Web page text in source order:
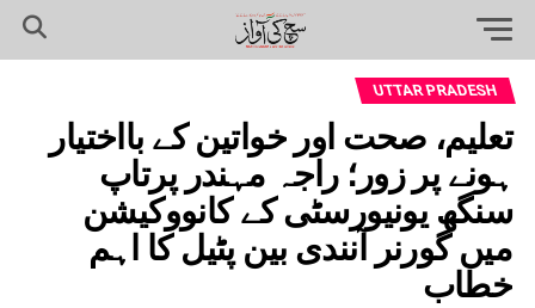
UTTAR PRADESH
تعلیم، صحت اور خواتین کے بااختیار
ہونے پر زور؛ راجہ مہندر پرتاپ
سنگھ یونیورسٹی کے کانووکیشن
میں گورنر آنندی بین پٹیل کا اہم
خطاب